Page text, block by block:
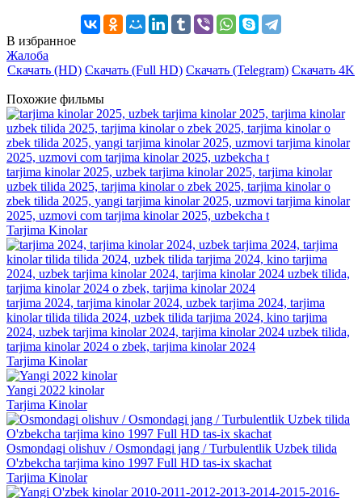
В избранное
Жалоба
Скачать (HD) Скачать (Full HD) Скачать (Telegram) Скачать 4K
Похожие фильмы
tarjima kinolar 2025, uzbek tarjima kinolar 2025, tarjima kinolar
uzbek tilida 2025, tarjima kinolar o zbek 2025, tarjima kinolar o
zbek tilida 2025, yangi tarjima kinolar 2025, uzmovi tarjima kinolar
2025, uzmovi com tarjima kinolar 2025, uzbekcha t
Tarjima Kinolar
tarjima 2024, tarjima kinolar 2024, uzbek tarjima 2024, tarjima
kinolar tilida tilida 2024, uzbek tilida tarjima 2024, kino tarjima
2024, uzbek tarjima kinolar 2024, tarjima kinolar 2024 uzbek tilida,
tarjima kinolar 2024 o zbek, tarjima kinolar 2024
Tarjima Kinolar
Yangi 2022 kinolar
Tarjima Kinolar
Osmondagi olishuv / Osmondagi jang / Turbulentlik Uzbek tilida
O'zbekcha tarjima kino 1997 Full HD tas-ix skachat
Tarjima Kinolar